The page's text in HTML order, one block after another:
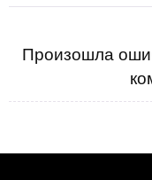
Произошла